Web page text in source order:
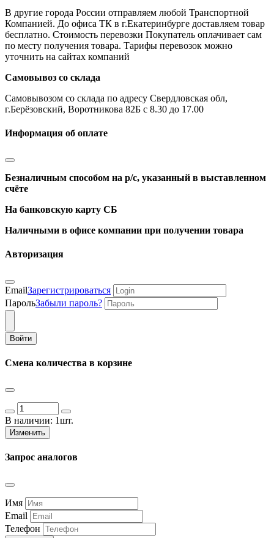
В другие города России отправляем любой Транспортной
Компанией. До офиса ТК в г.Екатеринбурге доставляем товар
бесплатно. Стоимость перевозки Покупатель оплачивает сам
по месту получения товара. Тарифы перевозок можно
уточнить на сайтах компаний
Самовывоз со склада
Самовывозом со склада по адресу Свердловская обл,
г.Берёзовский, Воротникова 82Б с 8.30 до 17.00
Информация об оплате
Безналичным способом на р/с, указанный в выставленном
счёте
На банковскую карту СБ
Наличными в офисе компании при получении товара
Авторизация
EmailЗарегистрироваться
ПарольЗабыли пароль?
Войти
Смена количества в корзине
В наличии: 1шт.
Изменить
Запрос аналогов
Имя
Email
Телефон